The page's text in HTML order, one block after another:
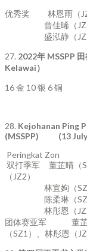
优秀奖 林恩雨（
曾佳晞（JZ2
盛泓静（JZ2
27. 2022年 MSSPP
Kelawai）
16 金 10 银 6 铜
28. Kejohanan Ping
(MSSPP) (13 July
Peringkat Zon
双打季军 董芷
（JZ2）
林宜姁（SZ2
陈柔琳（SZ1
林彤恩（JZ2
团体赛亚军 董芷晴
（SZ1）、林彤恩（